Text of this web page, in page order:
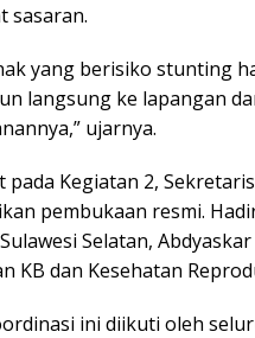
sasaran.
yang berisiko stunting
langsung ke lapangan
ujarnya.
pada Kegiatan 2,
pembukaan resmi.
Selatan,
KB dan Kesehatan
ini diikuti oleh